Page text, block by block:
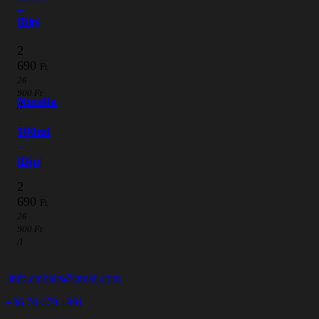
–
|Dip|
2
690 Ft
26
900 Ft
/l
Nutella
–
100ml
–
|Dip|
2
690 Ft
26
900 Ft
/l
info.cmbaits@gmail.com
+36 70 679 1891